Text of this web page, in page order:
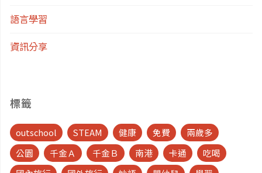
語言學習
資訊分享
標籤
outschool STEAM 健康 免費
兩歲多
公園
千金Ａ 千金Ｂ 南港 卡通
吃喝